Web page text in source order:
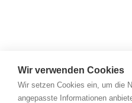
Wir verwenden Cookies
Wir setzen Cookies ein, um die
angepasste Informationen